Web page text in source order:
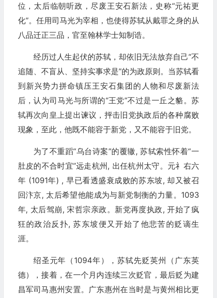
位，太后临朝听政，尽废王安石新法，史称“元祐更
化”。任用司马光为宰相，也使得苏轼从戴罪之身的从
八品迁正三品，官至翰林学士知制诰。
经历过人生起伏的苏轼，却依旧无法放弃自己“不
追随、不盲从、坚持实事求是”的为政原则。当苏轼看
到新兴势力拼命镇压王安石集团的人物和尽废新法
后，认为司马光与所谓的“王党”不过是一丘之貉。苏
轼再次向皇上提出谏议，抨击旧党执政后的各种腐败
现象，至此，他既不能容于新党，又不能容于旧党。
为了不重蹈“乌台诗案”的覆辙, 苏轼索性怀着“一
肚皮的不合时宜”远走杭州, 出任杭州太守。元礻右六
年 (1091年) , 早已看透盛衰成败的苏东坡, 却又被召
回汴京, 太后希望他能成为与新党制衡的力量。1093
年, 太后驾崩, 宋哲宗亲政。新党再度执政, 开始了疯
狂的政治反扑, 苏东坡便又开始了他悲苦的贬谪生
涯。
绍圣元年（1094年），苏轼先贬英州（广东英
德），接着，在一个月内连续三次贬官，最后贬为建
昌军司马惠州安置。广东惠州在当时是与黄州相比更